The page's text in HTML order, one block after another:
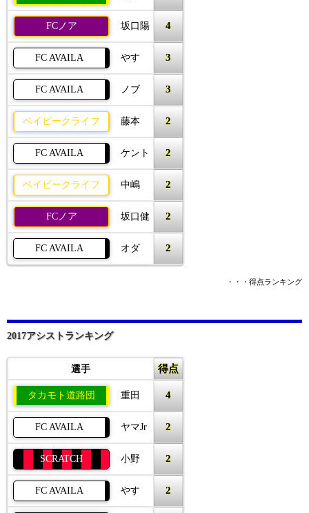
FCノア 坂口陽 4
FC AVAILA やす 3
FC AVAILA ノブ 3
ベイビークライフ 藤本 2
FC AVAILA ケント 2
ベイビークライフ 中嶋 2
FCノア 坂口健 2
FC AVAILA オダ 2
・・・得点ランキング
2017アシストランキング
選手 得点
タカモト道路団 重田 4
FC AVAILA ヤマJr 2
SCRATCH 小野 2
FC AVAILA やす 2